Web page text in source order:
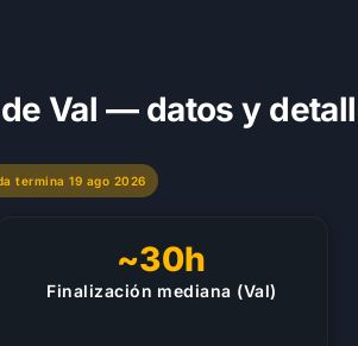
Val — datos y
termina 19 ago 2026
~30h
Finalización mediana (Val)